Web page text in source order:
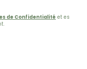
de Confidentialité et es